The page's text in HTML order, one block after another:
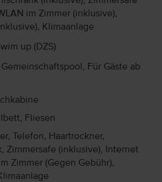
im Zimmer (inklusive),
Klimaanlage
up (DZS)
Für Gäste ab
Fliesen
Telefon, Haartrockner,
Zimmersafe (inklusive), Internet
Zimmer (Gegen Gebühr),